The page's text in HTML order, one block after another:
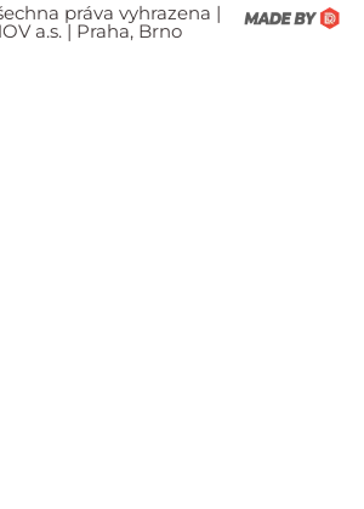
práva vyhrazena |
a.s. | Praha, Brno